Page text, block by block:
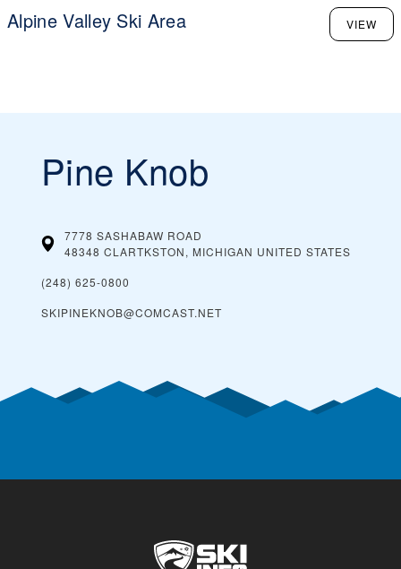
Alpine Valley Ski Area VIEW
Pine Knob
7778 SASHABAW ROAD
48348 CLARTKSTON, MICHIGAN UNITED STATES
(248) 625-0800
SKIPINEKNOB@COMCAST.NET